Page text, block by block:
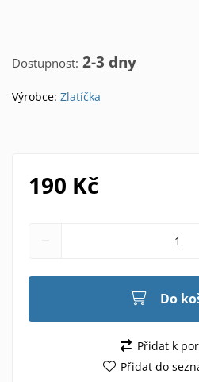
Dostupnost: 2-3 dny
Výrobce: Zlatíčka
190 Kč
Do
Přidat k
Přidat do